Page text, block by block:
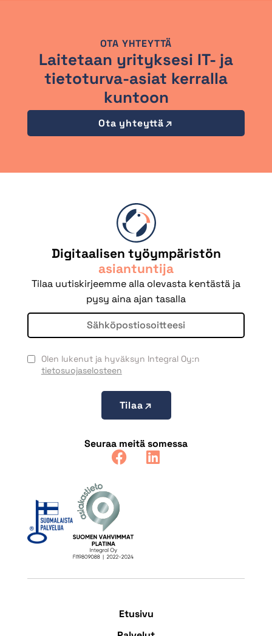
OTA YHTEYTTÄ
Laitetaan yrityksesi IT- ja
tietoturva-asiat kerralla
kuntoon
Ota yhteyttä
Digitaalisen työympäristön
asiantuntija
Tilaa uutiskirjeemme alla olevasta kentästä ja
pysy aina ajan tasalla
Olen lukenut ja hyväksyn Integral Oy:n
tietosuojaselosteen
Tilaa
Seuraa meitä somessa
Etusivu